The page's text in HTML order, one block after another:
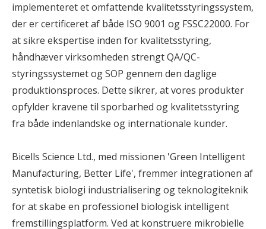
implementeret et omfattende kvalitetsstyringssystem,
der er certificeret af både ISO 9001 og FSSC22000. For
at sikre ekspertise inden for kvalitetsstyring,
håndhæver virksomheden strengt QA/QC-
styringssystemet og SOP gennem den daglige
produktionsproces. Dette sikrer, at vores produkter
opfylder kravene til sporbarhed og kvalitetsstyring
fra både indenlandske og internationale kunder.
Bicells Science Ltd., med missionen 'Green Intelligent
Manufacturing, Better Life', fremmer integrationen af
​​syntetisk biologi industrialisering og teknologiteknik
for at skabe en professionel biologisk intelligent
fremstillingsplatform. Ved at konstruere mikrobielle